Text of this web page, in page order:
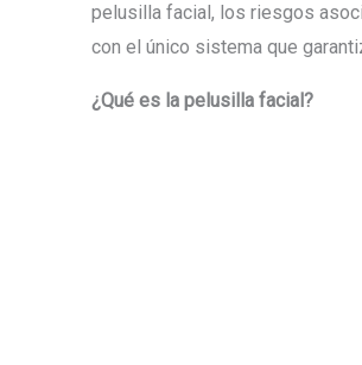
pelusilla facial, los riesgos
con el único sistema que
¿Qué es la pelusilla facial?